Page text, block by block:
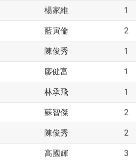
楊家維 1
藍寅倫 2
陳俊秀 1
廖健富 1
林承飛 1
蘇智傑 2
陳俊秀 2
高國輝 3